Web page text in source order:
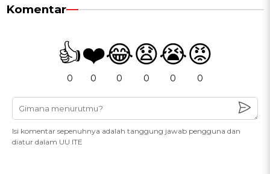
Komentar
👍
0
❤️
0
😂
0
😧
0
😭
0
😡
0
Isi komentar sepenuhnya adalah tanggung jawab pengguna dan
diatur dalam UU ITE